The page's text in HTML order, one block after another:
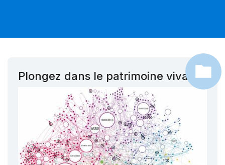
Plongez dans le patrimoine vivant !